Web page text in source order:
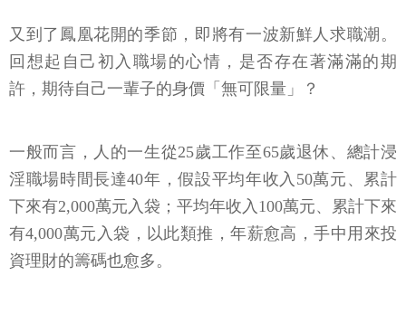
又到了鳳凰花開的季節，即將有一波新鮮人求職潮。
回想起自己初入職場的心情，是否存在著滿滿的期
許，期待自己一輩子的身價「無可限量」？
一般而言，人的一生從25歲工作至65歲退休、總計浸
淫職場時間長達40年，假設平均年收入50萬元、累計
下來有2,000萬元入袋；平均年收入100萬元、累計下來
有4,000萬元入袋，以此類推，年薪愈高，手中用來投
資理財的籌碼也愈多。